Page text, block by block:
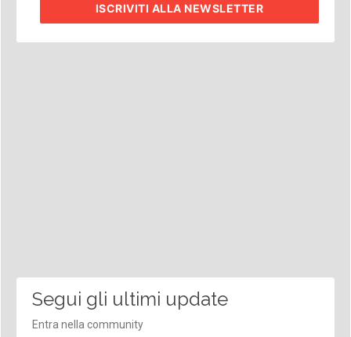
ISCRIVITI ALLA NEWSLETTER
Segui gli ultimi update
Entra nella community